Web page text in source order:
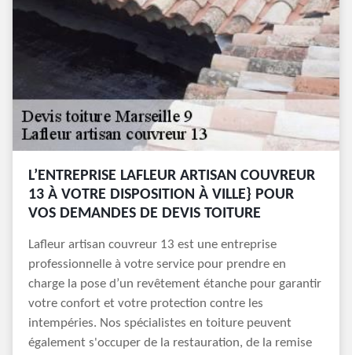
L’ENTREPRISE LAFLEUR ARTISAN COUVREUR
13 À VOTRE DISPOSITION À VILLE} POUR
VOS DEMANDES DE DEVIS TOITURE
Lafleur artisan couvreur 13 est une entreprise
professionnelle à votre service pour prendre en
charge la pose d’un revêtement étanche pour garantir
votre confort et votre protection contre les
intempéries. Nos spécialistes en toiture peuvent
également s'occuper de la restauration, de la remise